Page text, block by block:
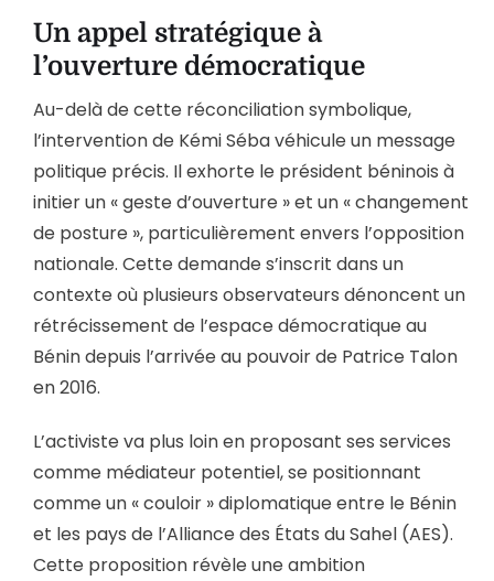
Un appel stratégique à
l’ouverture démocratique
Au-delà de cette réconciliation symbolique,
l’intervention de Kémi Séba véhicule un message
politique précis. Il exhorte le président béninois à
initier un « geste d’ouverture » et un « changement
de posture », particulièrement envers l’opposition
nationale. Cette demande s’inscrit dans un
contexte où plusieurs observateurs dénoncent un
rétrécissement de l’espace démocratique au
Bénin depuis l’arrivée au pouvoir de Patrice Talon
en 2016.
L’activiste va plus loin en proposant ses services
comme médiateur potentiel, se positionnant
comme un « couloir » diplomatique entre le Bénin
et les pays de l’Alliance des États du Sahel (AES).
Cette proposition révèle une ambition